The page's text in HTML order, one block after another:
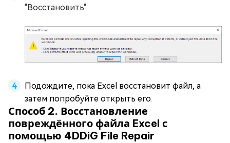
"Восстановить".
Подождите, пока Excel восстановит файл, а
затем попробуйте открыть его.
Способ 2. Восстановление
повреждённого файла Excel с
помощью 4DDiG File Repair